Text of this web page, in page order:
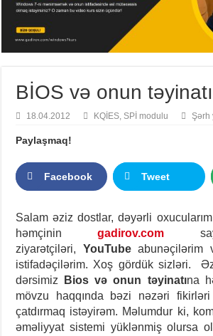
BİOS və onun təyinatı
18.04.2012 KQİES, SPİ modulu Şərh
Paylaşmaq!
Facebook Tweet
Salam əziz dostlar, dəyərli
həmçiningadirov.com
ziyarətçiləri, YouTubeabunəçilərim
istifadəçilərim. Xoş gördük sizləri.
dərsimiz
Bios və onun təyinatına
mövzu haqqında bəzi nəzəri
çatdırmaq istəyirəm. Məlumdur ki,
əməliyyat sistemi yüklənmiş olursa